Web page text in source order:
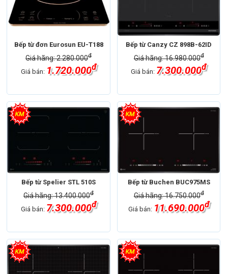
Bếp từ đơn Eurosun EU-T188
Giá hãng: 2.280.000đ
Giá bán: 1.720.000đ
Bếp từ Canzy CZ 898B-62ID
Giá hãng: 16.980.000đ
Giá bán: 7.300.000đ
Bếp từ Spelier STL 510S
Giá hãng: 13.400.000đ
Giá bán: 7.300.000đ
Bếp từ Buchen BUC975MS
Giá hãng: 16.750.000đ
Giá bán: 11.690.000đ